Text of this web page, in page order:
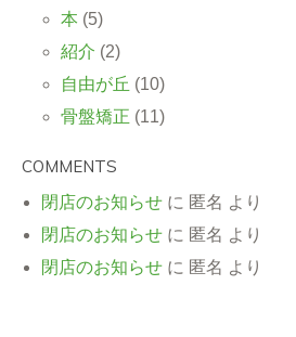
本 (5)
紹介 (2)
自由が丘 (10)
骨盤矯正 (11)
COMMENTS
閉店のお知らせ に 匿名 より
閉店のお知らせ に 匿名 より
閉店のお知らせ に 匿名 より